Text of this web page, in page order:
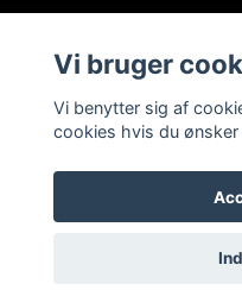
© 2026
Vi bruger
Vi benytter sig af
cookies hvis du